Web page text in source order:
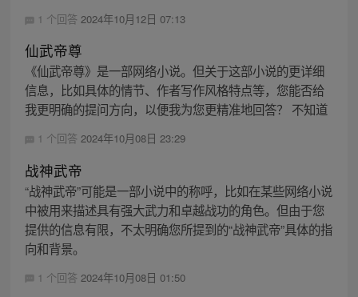
1 个回答 2024年10月12日 07:13
仙武帝尊
《仙武帝尊》是一部网络小说。但关于这部小说的更详细
信息，比如具体的情节、作者写作风格特点等，您能否给
我更明确的提问方向，以便我为您更精准地回答？ 不知道
1 个回答 2024年10月08日 23:29
战神武帝
“战神武帝”可能是一部小说中的称呼，比如在某些网络小说
中被用来描述具有强大武力和卓越战功的角色。但由于您
提供的信息有限，不太明确您所提到的“战神武帝”具体的指
向和背景。
1 个回答 2024年10月08日 01:50